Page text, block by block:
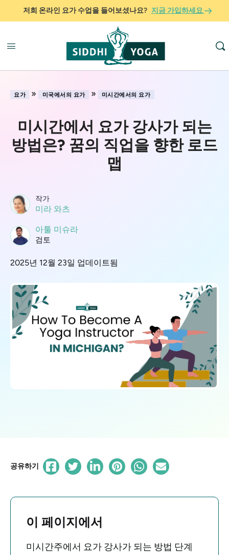
저희 온라인 요가 수업을 들어보셨나요? 지금 가입하세요
요가 » 미국에서의 요가 » 미시간에서의 요가
미시간에서 요가 강사가 되는
방법은? 꿈의 직업을 향한 로드
맵
작가
미라 와츠
아툴 미슈라
검토
2025년 12월 23일 업데이트됨
공유하기
이 페이지에서
미시간주에서 요가 강사가 되는 방법 단계